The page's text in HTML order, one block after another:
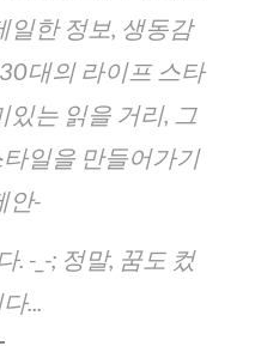
일한 정보, 생동감
대의 라이프 스타
있는 읽을 거리, 그
일을 만들어가기
안-
. -_-; 정말, 꿈도 컸
...